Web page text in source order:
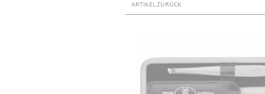
ARTIKEL ZURÜCK